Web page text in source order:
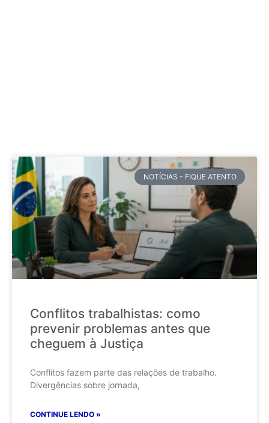
NOTÍCIAS - FIQUE ATENTO
Conflitos trabalhistas: como
prevenir problemas antes que
cheguem à Justiça
Conflitos fazem parte das relações de trabalho.
Divergências sobre jornada,
CONTINUE LENDO »